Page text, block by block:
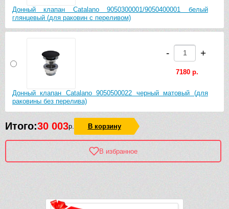
Донный клапан Catalano 9050300001/9050400001 белый
глянцевый (для раковин с переливом)
Донный клапан Catalano 9050500022 черный матовый (для
раковины без перелива)
- +
7180 р.
Итого:30 003р. В корзину
В избранное